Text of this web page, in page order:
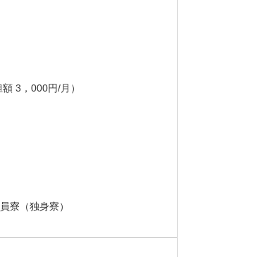
3，000円/月）
寮（独身寮）